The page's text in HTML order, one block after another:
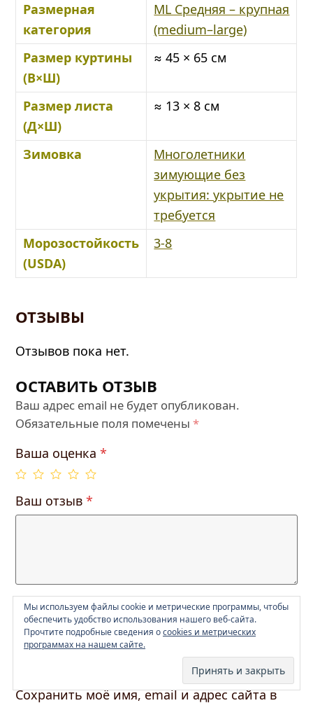
Размерная
категория
ML Средняя – крупная
(medium–large)
Размер куртины
(В×Ш)
≈ 45 × 65 см
Размер листа
(Д×Ш)
≈ 13 × 8 см
Зимовка
Многолетники
зимующие без
укрытия: укрытие не
требуется
Морозостойкость
(USDA)
3-8
ОТЗЫВЫ
Отзывов пока нет.
ОСТАВИТЬ ОТЗЫВ
Ваш адрес email не будет опубликован.
Обязательные поля помечены*
Ваша оценка*
Ваш отзыв*
Имя* Email*
Сохранить моё имя, email и адрес сайта в
Мы используем файлы cookie и метрические программы, чтобы
обеспечить удобство использования нашего веб-сайта.
Прочтите подробные сведения оcookies и метрических
программах на нашем сайте.